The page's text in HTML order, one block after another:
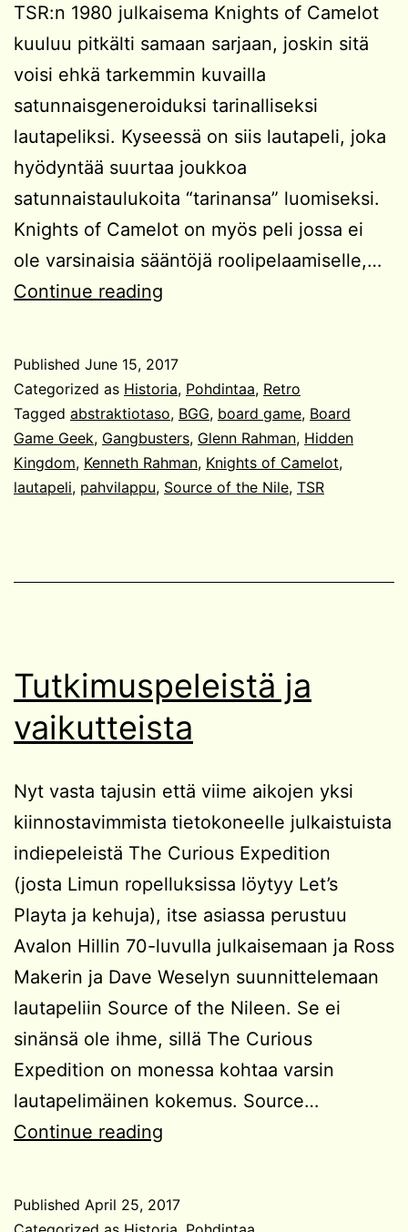
TSR:n 1980 julkaisema Knights of Camelot
kuuluu pitkälti samaan sarjaan, joskin sitä
voisi ehkä tarkemmin kuvailla
satunnaisgeneroiduksi tarinalliseksi
lautapeliksi. Kyseessä on siis lautapeli, joka
hyödyntää suurtaa joukkoa
satunnaistaulukoita “tarinansa” luomiseksi.
Knights of Camelot on myös peli jossa ei
ole varsinaisia sääntöjä roolipelaamiselle,…
Continue reading
Published June 15, 2017
Categorized as Historia, Pohdintaa, Retro
Tagged abstraktiotaso, BGG, board game, Board
Game Geek, Gangbusters, Glenn Rahman, Hidden
Kingdom, Kenneth Rahman, Knights of Camelot,
lautapeli, pahvilappu, Source of the Nile, TSR
Tutkimuspeleistä ja
vaikutteista
Nyt vasta tajusin että viime aikojen yksi
kiinnostavimmista tietokoneelle julkaistuista
indiepeleistä The Curious Expedition
(josta Limun ropelluksissa löytyy Let’s
Playta ja kehuja), itse asiassa perustuu
Avalon Hillin 70-luvulla julkaisemaan ja Ross
Makerin ja Dave Weselyn suunnittelemaan
lautapeliin Source of the Nileen. Se ei
sinänsä ole ihme, sillä The Curious
Expedition on monessa kohtaa varsin
lautapelimäinen kokemus. Source…
Continue reading
Published April 25, 2017